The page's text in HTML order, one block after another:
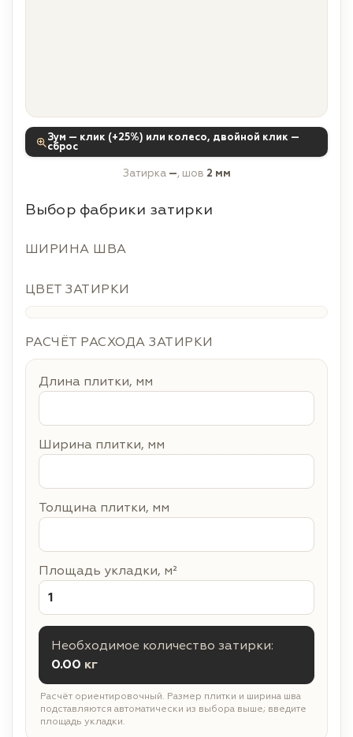
Зум — клик (+25%) или колесо, двойной клик —
сброс
Затирка —, шов 2 мм
Выбор фабрики затирки
ШИРИНА ШВА
ЦВЕТ ЗАТИРКИ
РАСЧЁТ РАСХОДА ЗАТИРКИ
Длина плитки, мм
Ширина плитки, мм
Толщина плитки, мм
Площадь укладки, м²
Необходимое количество затирки:
0.00 кг
Расчёт ориентировочный. Размер плитки и ширина шва
подставляются автоматически из выбора выше; введите
площадь укладки.